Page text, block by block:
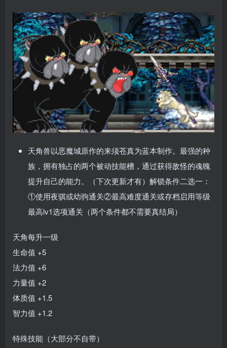
天角兽以恶魔城原作的来须苍真为蓝本制作。最强的种
族，拥有独占的两个被动技能槽，通过获得敌怪的魂魄
提升自己的能力。（下次更新才有）解锁条件二选一：
①使用夜骐或幼驹通关②最高难度通关或存档启用等级
最高lv1选项通关（两个条件都不需要真结局）
天角每升一级
生命值 +5
法力值 +6
力量值 +2
体质值 +1.5
智力值 +1.2
特殊技能（大部分不自带）